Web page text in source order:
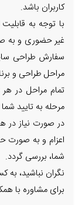
کاربران باشد.
با توجه به
غیر حضوری و به
سفارش طراحی
مراحل طراحی و
تمام مراحل در
مرحله به تایید
در صورت نیاز در
اعزام و به
شما، بررسی گردد.
نگران نباشید،
برای مشاوره با